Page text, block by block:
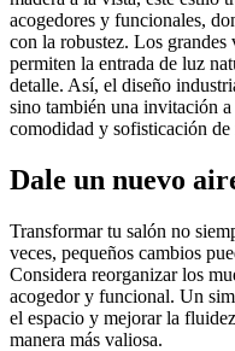
acogedores y funcionales,
con la robustez. Los grandes
permiten la entrada de luz
detalle. Así, el diseño
sino también una invitación
comodidad y sofisticación de
Dale un nuevo
Transformar tu salón no
veces, pequeños cambios
Considera reorganizar los
acogedor y funcional. Un
el espacio y mejorar la
manera más valiosa.